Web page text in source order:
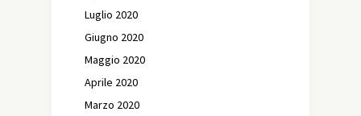
Luglio 2020
Giugno 2020
Maggio 2020
Aprile 2020
Marzo 2020